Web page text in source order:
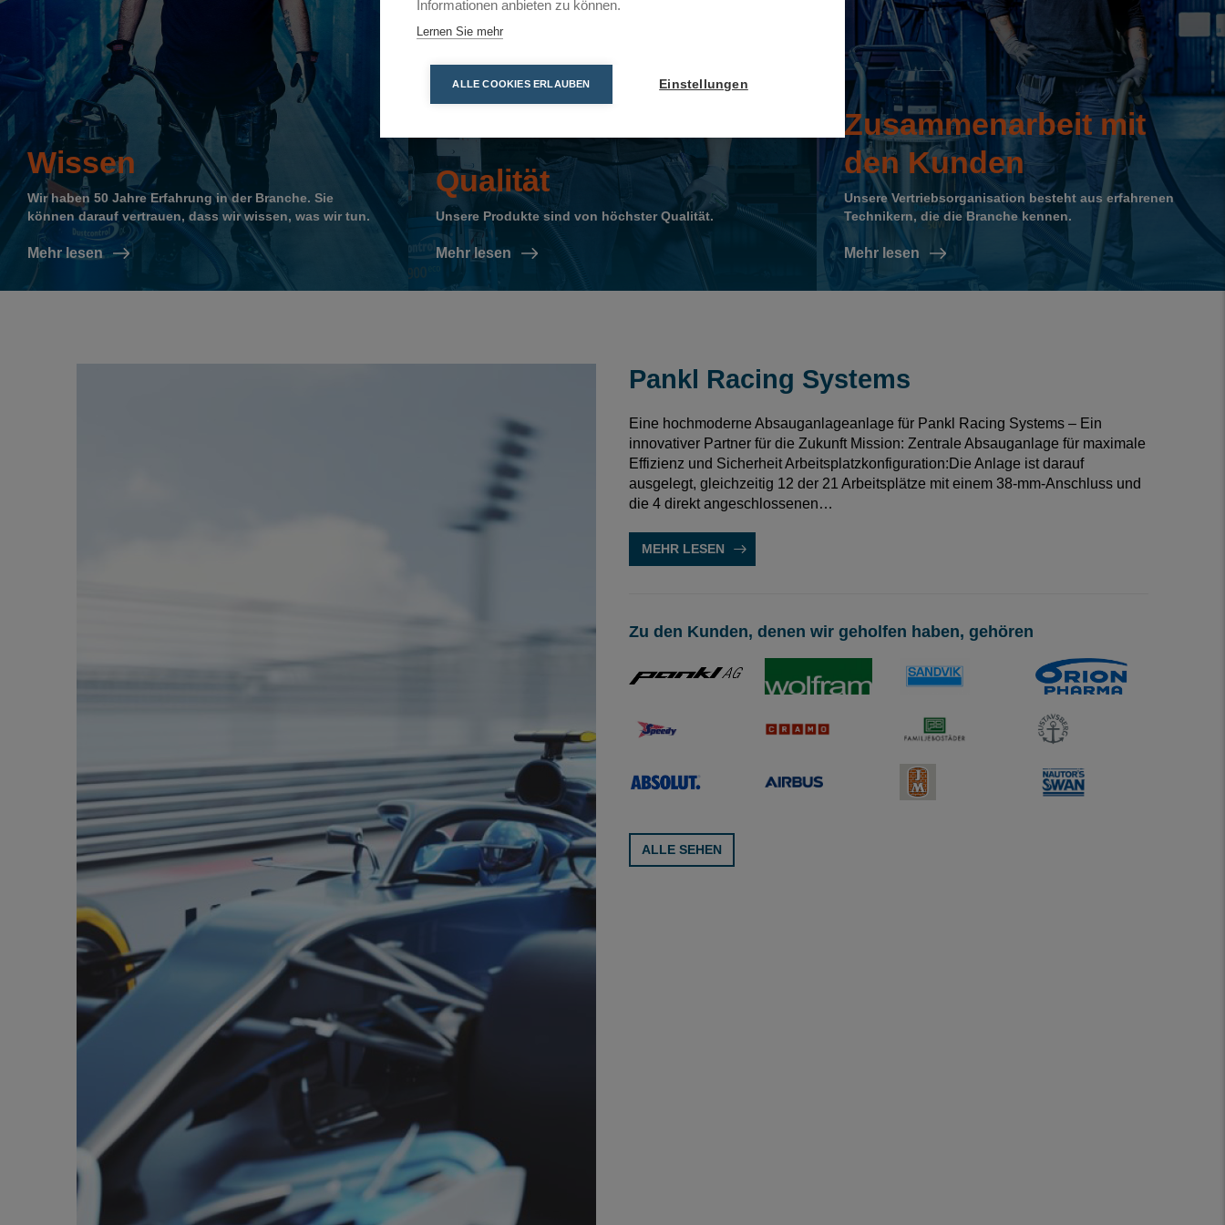
Wissen
Wir haben 50 Jahre Erfahrung in der Branche. Sie
können darauf vertrauen, dass wir wissen, was wir tun.
Mehr lesen
Qualität
Unsere Produkte sind von höchster Qualität.
Mehr lesen
Zusammenarbeit mit
den Kunden
Unsere Vertriebsorganisation besteht aus erfahrenen
Technikern, die die Branche kennen.
Mehr lesen
Pankl Racing Systems
Eine hochmoderne Absauganlageanlage für Pankl Racing Systems – Ein
innovativer Partner für die Zukunft Mission: Zentrale Absauganlage für maximale
Effizienz und Sicherheit Arbeitsplatzkonfiguration:Die Anlage ist darauf
ausgelegt, gleichzeitig 12 der 21 Arbeitsplätze mit einem 38-mm-Anschluss und
die 4 direkt angeschlossenen…
MEHR LESEN
Zu den Kunden, denen wir geholfen haben, gehören
ALLE SEHEN
Informationen anbieten zu können.
Lernen Sie mehr
ALLE COOKIES ERLAUBEN Einstellungen